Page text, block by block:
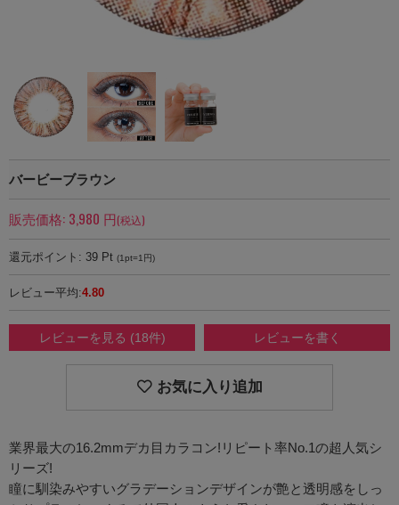
バービーブラウン
販売価格: 3,980 円(税込)
還元ポイント: 39 Pt (1pt=1円)
レビュー平均:4.80
レビューを見る (18件) レビューを書く
お気に入り追加
業界最大の16.2mmデカ目カラコン!リピート率No.1の超人気シ
リーズ!
瞳に馴染みやすいグラデーションデザインが艶と透明感をしっ